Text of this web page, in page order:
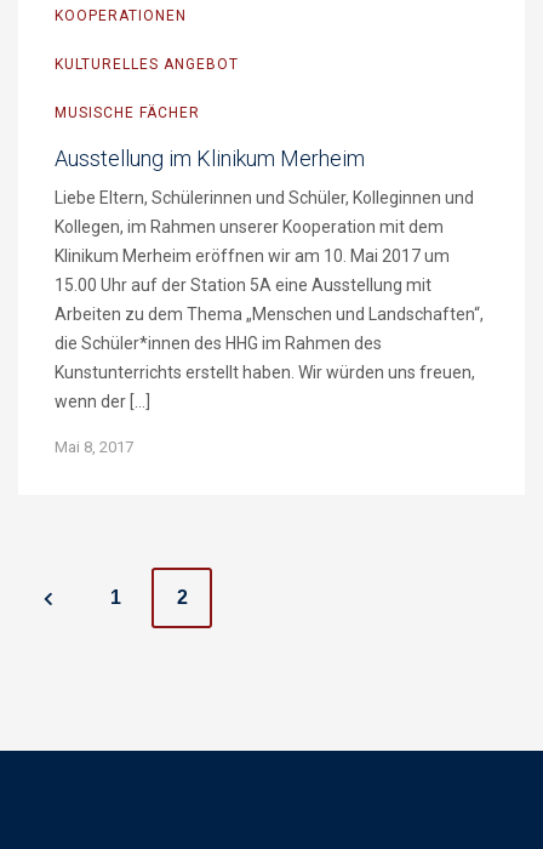
KOOPERATIONEN
KULTURELLES ANGEBOT
MUSISCHE FÄCHER
Ausstellung im Klinikum Merheim
Liebe Eltern, Schülerinnen und Schüler, Kolleginnen und
Kollegen, im Rahmen unserer Kooperation mit dem
Klinikum Merheim eröffnen wir am 10. Mai 2017 um
15.00 Uhr auf der Station 5A eine Ausstellung mit
Arbeiten zu dem Thema „Menschen und Landschaften“,
die Schüler*innen des HHG im Rahmen des
Kunstunterrichts erstellt haben. Wir würden uns freuen,
wenn der […]
Mai 8, 2017
P
t
1 2